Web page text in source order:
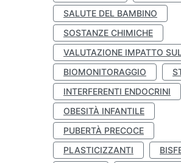
SALUTE DEL BAMBINO
SOSTANZE CHIMICHE
VALUTAZIONE IMPATTO
BIOMONITORAGGIO
INTERFERENTI ENDOCRINI
OBESITÀ INFANTILE
PUBERTÀ PRECOCE
PLASTICIZZANTI